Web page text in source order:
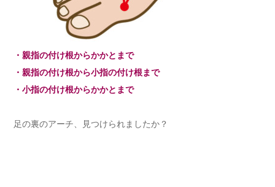
・親指の付け根からかかとまで
・親指の付け根から小指の付け根まで
・小指の付け根からかかとまで
足の裏のアーチ、見つけられましたか？